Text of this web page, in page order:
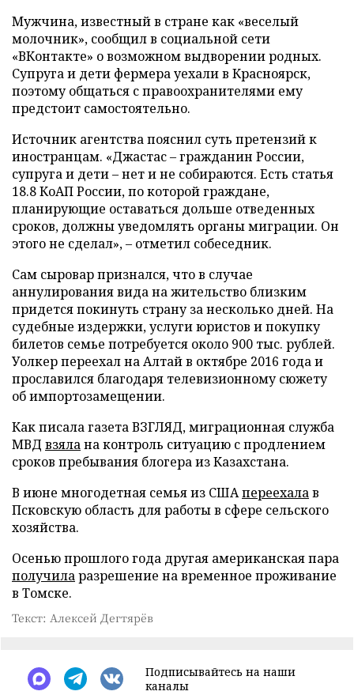
Мужчина, известный в стране как «веселый
молочник», сообщил в социальной сети
«ВКонтакте» о возможном выдворении родных.
Супруга и дети фермера уехали в Красноярск,
поэтому общаться с правоохранителями ему
предстоит самостоятельно.
Источник агентства пояснил суть претензий к
иностранцам. «Джастас – гражданин России,
супруга и дети – нет и не собираются. Есть статья
18.8 КоАП России, по которой граждане,
планирующие оставаться дольше отведенных
сроков, должны уведомлять органы миграции. Он
этого не сделал», – отметил собеседник.
Сам сыровар признался, что в случае
аннулирования вида на жительство близким
придется покинуть страну за несколько дней. На
судебные издержки, услуги юристов и покупку
билетов семье потребуется около 900 тыс. рублей.
Уолкер переехал на Алтай в октябре 2016 года и
прославился благодаря телевизионному сюжету
об импортозамещении.
Как писала газета ВЗГЛЯД, миграционная служба
МВД взялана контроль ситуацию с продлением
сроков пребывания блогера из Казахстана.
В июне многодетная семья из СШАпереехалав
Псковскую область для работы в сфере сельского
хозяйства.
Осенью прошлого года другая американская пара
получиларазрешение на временное проживание
в Томске.
Текст: Алексей Дегтярёв
Подписывайтесь на наши
каналы